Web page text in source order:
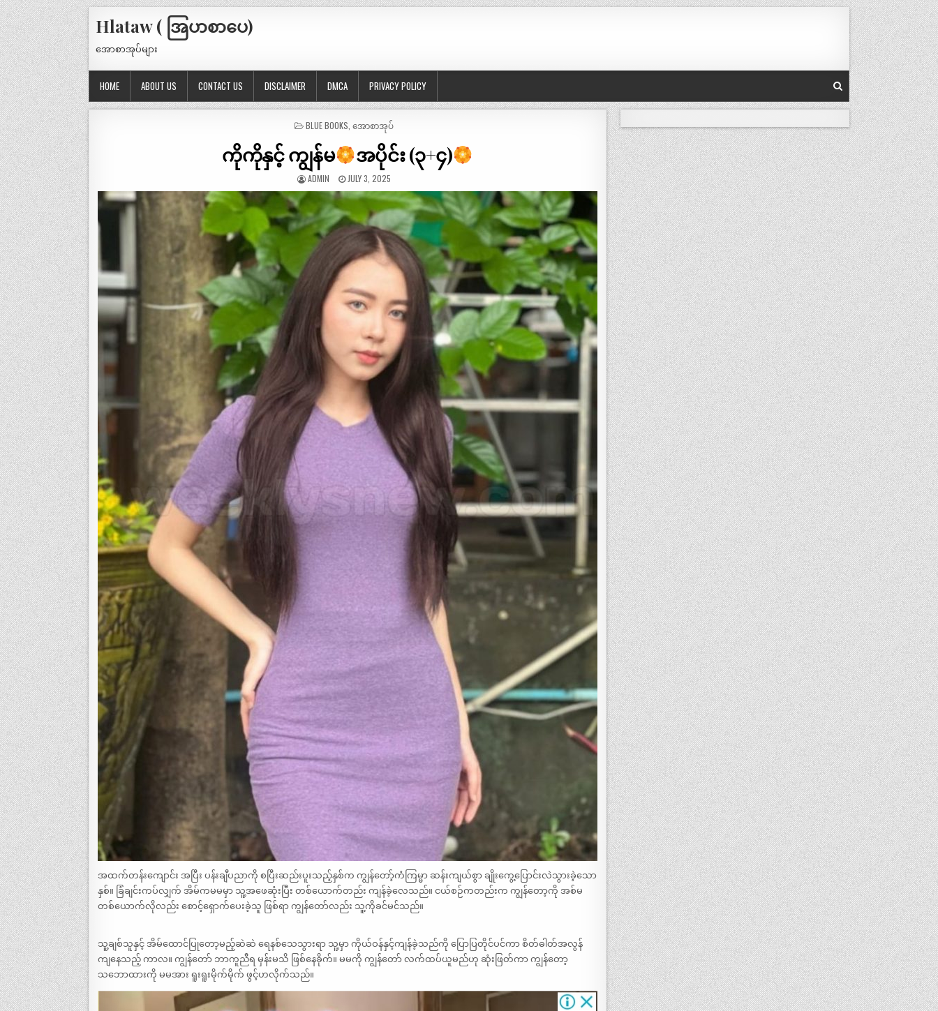
Hlataw ( အြပာစာပေ)
အောစာအုပ်များ
HOME ABOUT US CONTACT US DISCLAIMER DMCA PRIVACY POLICY
POSTED
BLUE BOOKS ,အောစာအုပ်
ကိုကိုနှင့် ကျွန်မ အပိုင်း (၃+၄)
ADMIN JULY 3, 2025
အထက်တန်းကျောင်း အပြီး ပန်းချီပညာကို စပြီးဆည်းပူးသည့်နှစ်က ကျွန်တော့်ကံကြမ္မာ ဆန်းကျယ်စွာ ချိုးကွေ့ပြောင်းလဲသွားခဲ့သော
နှစ်။ ခြံချင်းကပ်လျှက် အိမ်ကမမမှာ သူ့အဖေဆုံးပြီး တစ်ယောက်တည်း ကျန်ခဲ့လေသည်။ ငယ်စဉ်ကတည်းက ကျွန်တော့ကို အစ်မ
တစ်ယောက်လိုလည်း စောင့်ရှောက်ပေးခဲ့သူ ဖြစ်ရာ ကျွန်တော်လည်း သူ့ကိုခင်မင်သည်။
သူ့ချစ်သူနှင့် အိမ်ထောင်ပြုတော့မည့်ဆဲဆဲ ရေနစ်သေသွားရာ သူ့မှာ ကိုယ်ဝန်နှင့်ကျန်ခဲ့သည်ကို ပြောပြတိုင်ပင်ကာ စိတ်ဓါတ်အလွန်
ကျနေသည့် ကာလ။ ကျွန်တော် ဘာကူညီရ မှန်းမသိ ဖြစ်နေခိုက်။ မမကို ကျွန်တော် လက်ထပ်ယူမည်ဟု ဆုံးဖြတ်ကာ ကျွန်တော့
သဘောထားကို မမအား ရူးရူးမိုက်မိုက် ဖွင့်ဟလိုက်သည်။